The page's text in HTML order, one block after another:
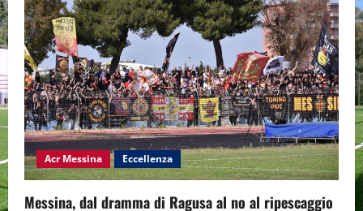
Acr Messina Eccellenza
Messina, dal dramma di Ragusa al no al ripescaggio